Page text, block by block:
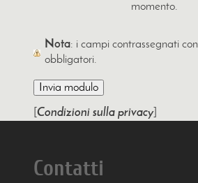
momento.
Nota : i campi contrassegnati con
obbligatori.
Condizioni sulla privacy]
Contatti